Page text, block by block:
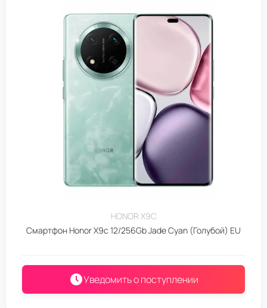
HONOR X9C
Смартфон Honor X9c 12/256Gb Jade Cyan (Голубой) EU
Уведомить о поступлении